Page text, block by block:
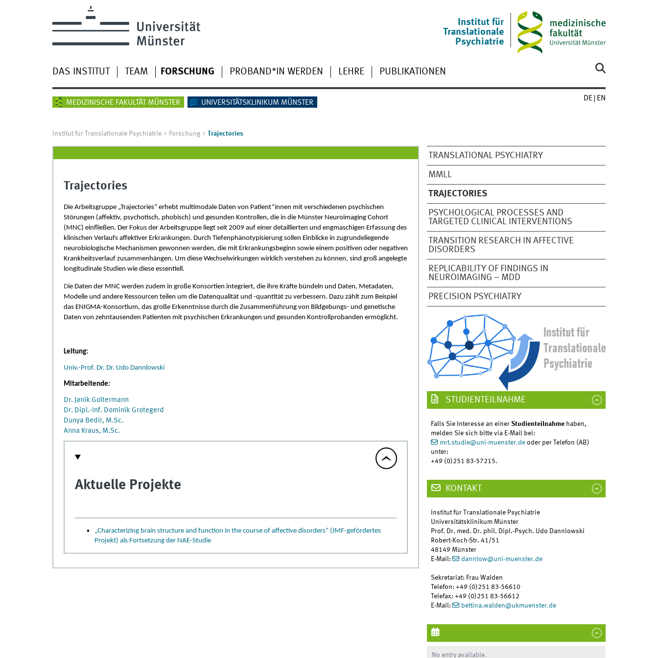
Institut für
Translationale
Psychiatrie
DAS INSTITUT TEAM FORSCHUNG PROBAND*IN WERDEN LEHRE PUBLIKATIONEN
MEDIZINISCHE FAKULTÄT MÜNSTER UNIVERSITÄTSKLINIKUM MÜNSTER
DE EN
Institut für Translationale Psychiatrie Forschung Trajectories
TRANSLATIONAL PSYCHIATRY
MMLL
TRAJECTORIES
PSYCHOLOGICAL PROCESSES AND
TARGETED CLINICAL INTERVENTIONS
TRANSITION RESEARCH IN AFFECTIVE
DISORDERS
REPLICABILITY OF FINDINGS IN
NEUROIMAGING – MDD
PRECISION PSYCHIATRY
Trajectories
Die Arbeitsgruppe „Trajectories“ erhebt multimodale Daten von Patient*innen mit verschiedenen psychischen
Störungen (affektiv, psychotisch, phobisch) und gesunden Kontrollen, die in die Münster Neuroimaging Cohort
(MNC) einfließen. Der Fokus der Arbeitsgruppe liegt seit 2009 auf einer detaillierten und engmaschigen Erfassung des
klinischen Verlaufs affektiver Erkrankungen. Durch Tiefenphänotypisierung sollen Einblicke in zugrundeliegende
neurobiologische Mechanismen gewonnen werden, die mit Erkrankungsbeginn sowie einem positiven oder negativen
Krankheitsverlauf zusammenhängen. Um diese Wechselwirkungen wirklich verstehen zu können, sind groß angelegte
longitudinale Studien wie diese essentiell.
Die Daten der MNC werden zudem in große Konsortien integriert, die ihre Kräfte bündeln und Daten, Metadaten,
Modelle und andere Ressourcen teilen um die Datenqualität und -quantität zu verbessern. Dazu zählt zum Beispiel
das ENIGMA-Konsortium, das große Erkenntnisse durch die Zusammenführung von Bildgebungs- und genetische
Daten von zehntausenden Patienten mit psychischen Erkrankungen und gesunden Kontrollprobanden ermöglicht.
Leitung:
Univ.-Prof. Dr. Dr. Udo Dannlowski
Mitarbeitende:
Dr. Janik Goltermann
Dr. Dipl.-Inf. Dominik Grotegerd
Dunya Bedir, M.Sc.
Anna Kraus, M.Sc.
Aktuelle Projekte
„Characterizing brain structure and function in the course of affective disorders“ (IMF-gefördertes
Projekt) als Fortsetzung der NAE-Studie
STUDIENTEILNAHME
Falls Sie Interesse an einerStudienteilnahme haben,
melden Sie sich bitte via E-Mail bei:
mrt.studie@uni-muenster.deoder per Telefon (AB)
unter:
+49 (0)251 83-57215.
KONTAKT
Institut für Translationale Psychiatrie
Universitätsklinikum Münster
Prof. Dr. med. Dr. phil. Dipl.-Psych. Udo Dannlowski
Robert-Koch-Str. 41/51
48149 Münster
E-Mail:
dannlow@uni-muenster.de
Sekretariat: Frau Walden
Telefon: +49 (0)251 83-56610
Telefax: +49 (0)251 83-56612
E-Mail:
bettina.walden@ukmuenster.de
No entry available.